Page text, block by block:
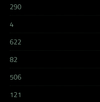
290
622
82
506
121